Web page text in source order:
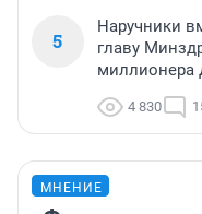
5
Наручники
главу
миллионера
4 830
МНЕНИЕ